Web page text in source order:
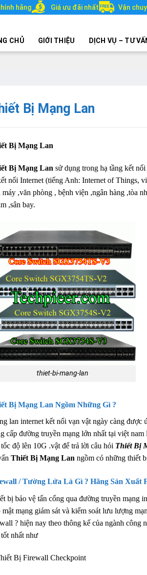
hãng Giá ưu đãi nhất Vận
CHỦ GIỚI THIỆU DỊCH VỤ – TƯ
Bị Mạng Lan
Bị Mạng Lan
Bị Mạng Lan sử dụng trong hạ tầng kết
nối Internet (tiếng Anh: Internet of Things,
máy ,văn phòng , bệnh viện ,ngân hàng ,tòa
,sân bay.
thiet-bi-mang-lan
Bị Mạng Lan Ngồm Những Gì ?
lan internet kết nối vạn vật ngày càng được
cấp đường truyền mạng lớn nhất tại việt
độ lên 10G .vật để trả lời câu hỏi Thiết Bị
Thiết Bị Mạng Lan ngồm có những thiết
/ Tường Lửa Là Gì ? Hãng Sản Xuất
bị bảo vệ tấn cống qua đường truyền mạng
mật mạng giám sát và kiểm soát lưu lượng
? hiện nay theo thông kế của ngành công
nhất như
Bị Firewall Checkpoint